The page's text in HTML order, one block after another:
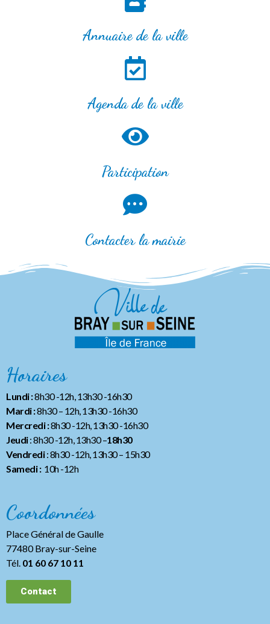
Annuaire de la ville
Agenda de la ville
Participation
Contacter la mairie
Horaires
Lundi :8h30 -12h, 13h30 -16h30
Mardi :8h30 – 12h, 13h30 -16h30
Mercredi :8h30 -12h, 13h30 -16h30
Jeudi: 8h30 -12h, 13h30 –18h30
Vendredi: 8h30 -12h, 13h30– 15h30
Samedi :10h -12h
Coordonnées
Place Général de Gaulle
77480 Bray-sur-Seine
Tél. 01 60 67 10 11
Contact